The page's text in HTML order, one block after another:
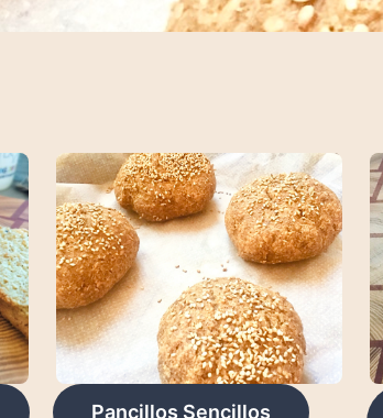
Pancillos Sencillos